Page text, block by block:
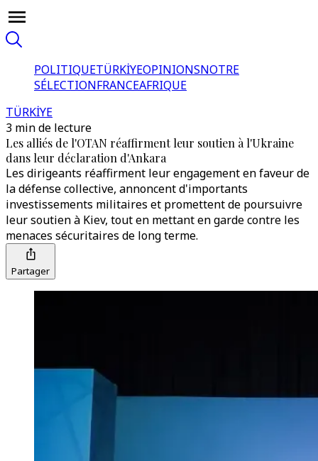
POLITIQUETÜRKİYEOPINIONSNOTRE
SÉLECTIONFRANCEAFRIQUE
TÜRKİYE
3 min de lecture
Les alliés de l'OTAN réaffirment leur soutien à l'Ukraine
dans leur déclaration d'Ankara
Les dirigeants réaffirment leur engagement en faveur de
la défense collective, annoncent d'importants
investissements militaires et promettent de poursuivre
leur soutien à Kiev, tout en mettant en garde contre les
menaces sécuritaires de long terme.
Partager